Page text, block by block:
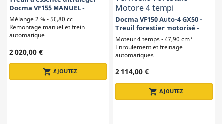
Moteur : électrique, hydraulique, manuel ou à combustion ;
Frein : maintient la charge en position lorsque le tambour est
à l'arrêt ;
Poulie : utilisée pour renvoyer le câble et modifier l'effet de la
traction ;
Guide-câble / poulie de guidage : aide à enrouler
correctement le câble en évitant les emmêlements et l'usure.
Docma VF155 MANUEL -
Charge maximale 2970 kg
Mélange 2 % - 50,80 cc
Remontage manuel et frein
automatique
Corde textile
2 020,00 €
shopping_cart AJOUTEZ
Docma VF150 Auto-4 GX50 -
Treuil forestier motorisé -
Capacité de charge
maximale...
Moteur 4 temps - 47,90 cm³
Enroulement et freinage
automatiques
Câble en acier
2 114,00 €
shopping_cart AJOUTEZ